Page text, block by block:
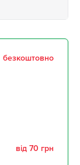
безкоштовно
від 70 грн